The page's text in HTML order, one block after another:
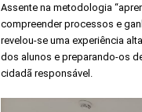
Assente na metodologia
compreender processos e
revelou-se uma experiência
dos alunos e preparando-os
cidadã responsável.